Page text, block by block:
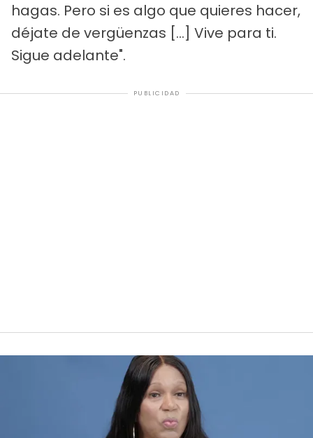
hagas. Pero si es algo que quieres hacer,
déjate de vergüenzas […] Vive para ti.
Sigue adelante".
PUBLICIDAD